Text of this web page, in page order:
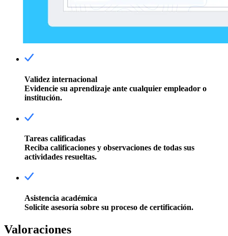
Validez internacional
Evidencie su aprendizaje ante cualquier empleador o
institución.
Tareas calificadas
Reciba calificaciones y observaciones de todas sus
actividades resueltas.
Asistencia académica
Solicite asesoría sobre su proceso de certificación.
Valoraciones